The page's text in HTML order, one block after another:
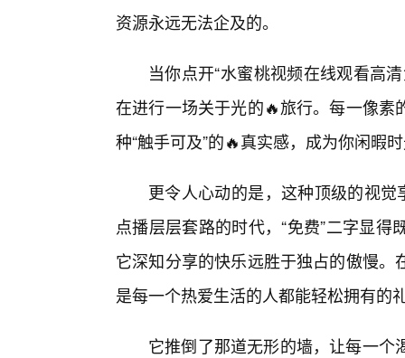
资源永远无法企及的。
当你点开“水蜜桃视频在线观看高
在进行一场关于光的🔥旅行。每一像
种“触手可及”的🔥真实感，成为你闲暇
更令人心动的是，这种顶级的视觉
点播层层套路的时代，“免费”二字显
它深知分享的快乐远胜于独占的傲慢
是每一个热爱生活的人都能轻松拥有的
它推倒了那道无形的墙，让每一